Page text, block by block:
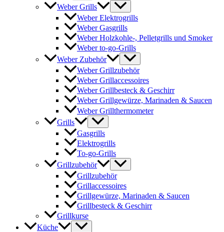
Weber Grills
Weber Elektrogrills
Weber Gasgrills
Weber Holzkohle-, Pelletgrills und Smoker
Weber to-go-Grills
Weber Zubehör
Weber Grillzubehör
Weber Grillaccessoires
Weber Grillbesteck & Geschirr
Weber Grillgewürze, Marinaden & Saucen
Weber Grillthermometer
Grills
Gasgrills
Elektrogrills
To-go-Grills
Grillzubehör
Grillzubehör
Grillaccessoires
Grillgewürze, Marinaden & Saucen
Grillbesteck & Geschirr
Grillkurse
Küche